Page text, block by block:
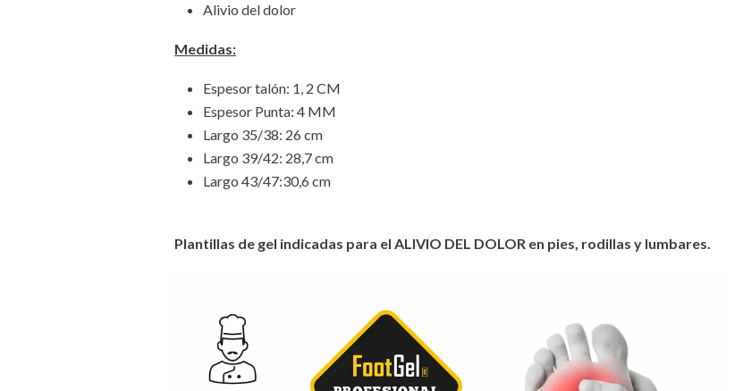
Alivio del dolor
Medidas:
Espesor talón: 1, 2 CM
Espesor Punta: 4 MM
Largo 35/38: 26 cm
Largo 39/42: 28,7 cm
Largo 43/47:30,6 cm
Plantillas de gel indicadas para el ALIVIO DEL DOLOR en pies, rodillas y lumbares.